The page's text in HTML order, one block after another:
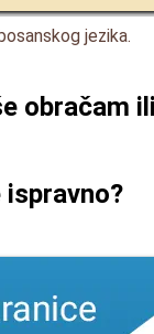
jezika.
obračam
ispravno?